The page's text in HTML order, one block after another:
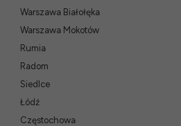
Warszawa Białołęka
Warszawa Mokotów
Rumia
Radom
Siedlce
Łódź
Częstochowa